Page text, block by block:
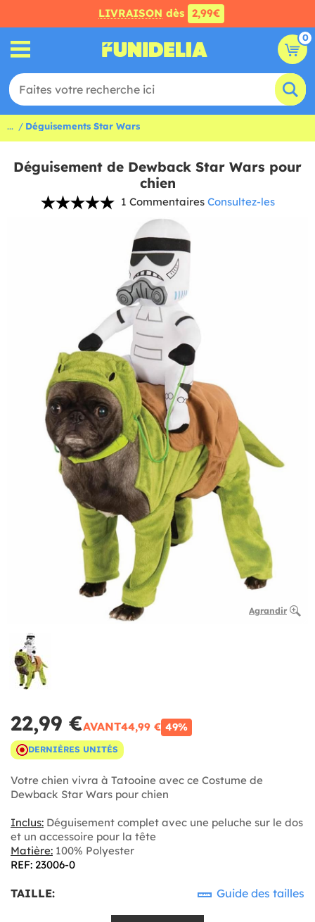
LIVRAISON dès 2,99€
0
... Déguisements Star Wars
Déguisement de Dewback Star Wars pour
chien
1 Commentaires Consultez-les
Agrandir
22,99 €AVANT44,99 € 49%
DERNIÈRES UNITÉS
Votre chien vivra à Tatooine avec ce Costume de
Dewback Star Wars pour chien
Inclus: Déguisement complet avec une peluche sur le dos
et un accessoire pour la tête
Matière: 100% Polyester
REF: 23006-0
TAILLE: Guide des tailles